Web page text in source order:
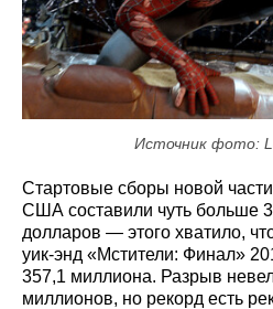
Источник фото:
Стартовые сборы новой
США составили чуть больше
долларов — этого хватило,
уик-энд «Мстители: Финал»
357,1 миллиона. Разрыв
миллионов, но рекорд есть